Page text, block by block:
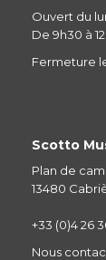
Ouvert du
De 9h30 à
Fermeture
Scotto
Plan de
13480
+33 (0)4 26
Nous